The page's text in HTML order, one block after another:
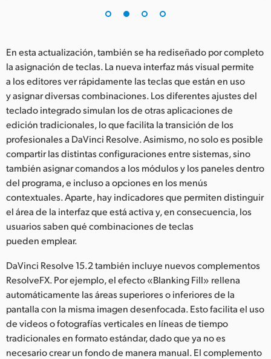
En esta actualización, también se ha rediseñado por completo
la asignación de teclas. La nueva interfaz más visual permite
a los editores ver rápidamente las teclas que están en uso
y asignar diversas combinaciones. Los diferentes ajustes del
teclado integrado simulan los de otras aplicaciones de
edición tradicionales, lo que facilita la transición de los
profesionales a DaVinci Resolve. Asimismo, no solo es posible
compartir las distintas configuraciones entre sistemas, sino
también asignar comandos a los módulos y los paneles dentro
del programa, e incluso a opciones en los menús
contextuales. Aparte, hay indicadores que permiten distinguir
el área de la interfaz que está activa y, en consecuencia, los
usuarios saben qué combinaciones de teclas
pueden emplear.
DaVinci Resolve 15.2 también incluye nuevos complementos
ResolveFX. Por ejemplo, el efecto «Blanking Fill» rellena
automáticamente las áreas superiores o inferiores de la
pantalla con la misma imagen desenfocada. Esto facilita el uso
de videos o fotografías verticales en líneas de tiempo
tradicionales en formato estándar, dado que ya no es
necesario crear un fondo de manera manual. El complemento